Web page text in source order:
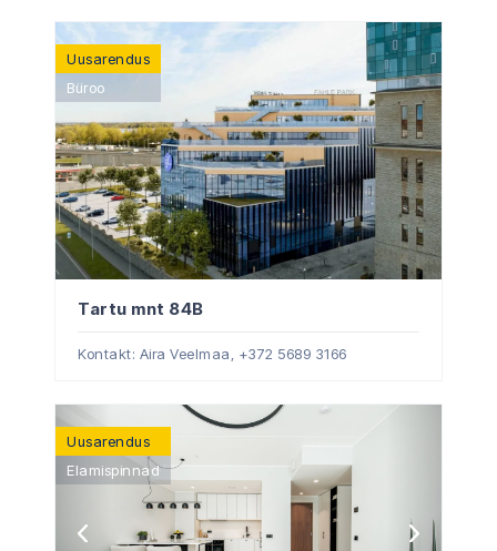
Uusarendus
Büroo
Tartu mnt 84B
Kontakt: Aira Veelmaa, +372 5689 3166
Uusarendus
Elamispinnad